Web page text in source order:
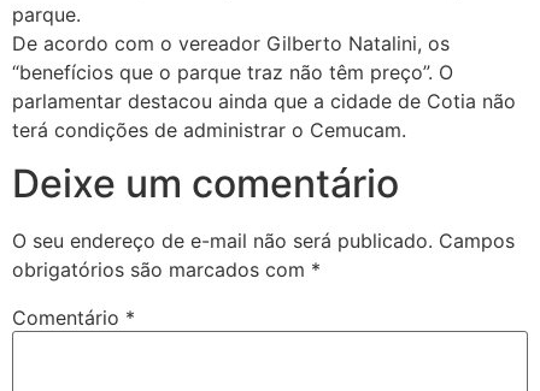
parque.
De acordo com o vereador Gilberto Natalini, os
“benefícios que o parque traz não têm preço”. O
parlamentar destacou ainda que a cidade de Cotia não
terá condições de administrar o Cemucam.
Deixe um comentário
O seu endereço de e-mail não será publicado. Campos
obrigatórios são marcados com *
Comentário *